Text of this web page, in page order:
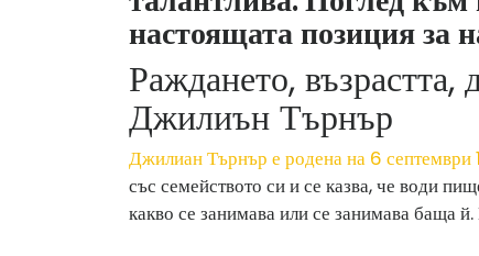
настоящата позиция за
Раждането, възрастта,
Джилиън Търнър
Джилиан Търнър е родена на 6 септември
със семейството си и се казва, че води
какво се занимава или се занимава баща